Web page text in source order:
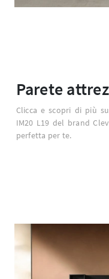
Parete
Clicca e scopri di più
IM20 L19 del brand
perfetta per te.